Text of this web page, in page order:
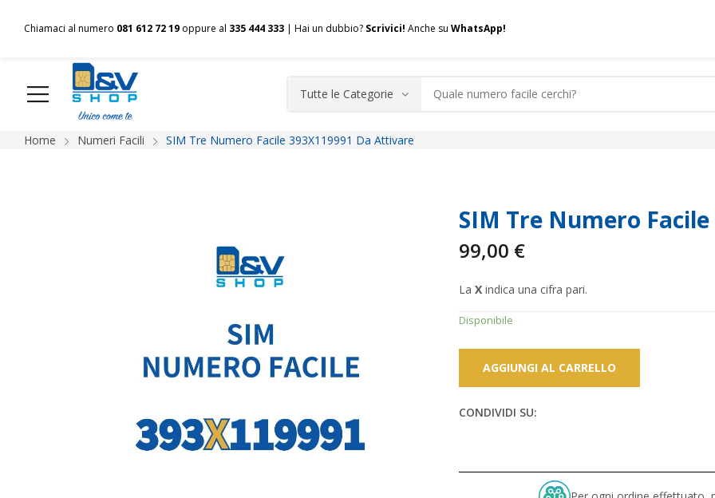
Chiamaci al numero 081 612 72 19 oppure al 335 444 333 | Hai un dubbio? Scrivici! Anche su WhatsApp!
HOME Chi siamo Shop Spedizioni Pagamenti F.A.Q. Contatti
Home Numeri Facili SIM Tre Numero Facile 393X119991 Da Attivare
SIM Tre Numero
99,00 €
La X indica una cifra pari.
Disponibile
AGGIUNGI AL CARRELLO
CONDIVIDI SU: